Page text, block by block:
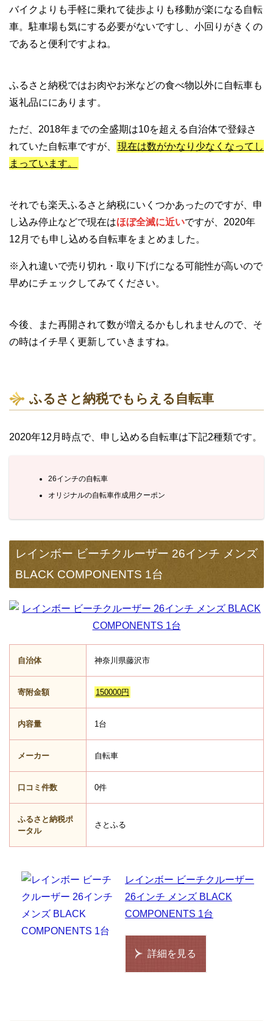
バイクよりも手軽に乗れて徒歩よりも移動が楽になる自転
車。駐車場も気にする必要がないですし、小回りがきくの
であると便利ですよね。
ふるさと納税ではお肉やお米などの食べ物以外に自転車も
返礼品ににあります。
ただ、2018年までの全盛期は10を超える自治体で登録さ
れていた自転車ですが、
現在は数がかなり少なくなってし
まっています。
それでも楽天ふるさと納税にいくつかあったのですが、申
し込み停止などで現在はほぼ全滅に近いですが、2020年
12月でも申し込める自転車をまとめました。
※入れ違いで売り切れ・取り下げになる可能性が高いので
早めにチェックしてみてください。
今後、また再開されて数が増えるかもしれませんので、そ
の時はイチ早く更新していきますね。
ふるさと納税でもらえる自転車
2020年12月時点で、申し込める自転車は下記2種類です。
26インチの自転車
オリジナルの自転車作成用クーポン
レインボー ビーチクルーザー 26インチ メンズ
BLACK COMPONENTS 1台
自治体 神奈川県藤沢市
寄附金額 150000円
内容量 1台
メーカー 自転車
口コミ件数 0件
ふるさと納税ポ
ータル
さとふる
レインボー ビーチクルーザー
26インチ メンズ BLACK
COMPONENTS 1台
詳細を見る